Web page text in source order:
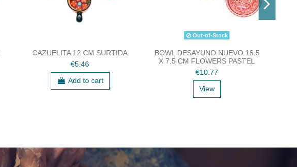
CAZUELITA 12 CM SURTIDA
€5.46
Add to cart
Out-of-Stock
BOWL DESAYUNO NUEVO 16.5
X 7.5 CM FLOWERS PASTEL
€10.77
View